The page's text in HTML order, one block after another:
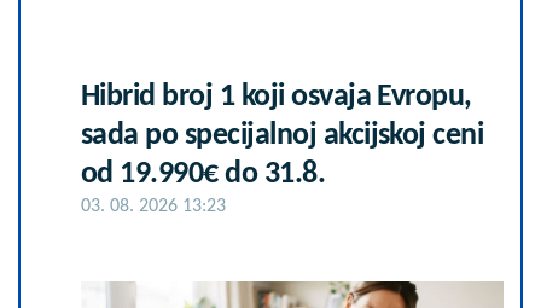
Hibrid broj 1 koji osvaja Evropu,
sada po specijalnoj akcijskoj ceni
od 19.990€ do 31.8.
03. 08. 2026 13:23